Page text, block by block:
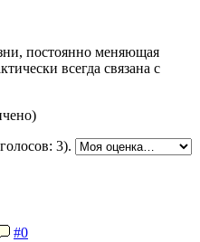
постоянно меняющая
всегда связана с
3).
#0